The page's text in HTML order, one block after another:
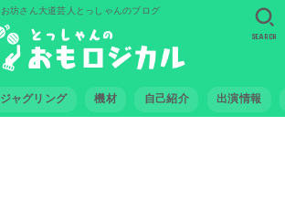
お坊さん大道芸人とっしゃんのブログ
ジャグリング 機材 自己紹介 出演情報
SEARCH